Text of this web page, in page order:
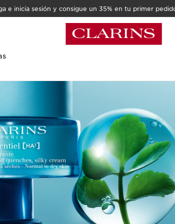
e inicia sesión y consigue un 35% en tu primer